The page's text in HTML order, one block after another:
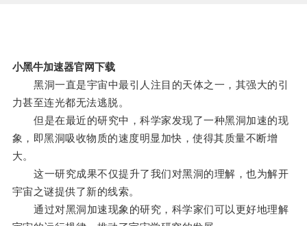
小黑牛加速器官网下载
黑洞一直是宇宙中最引人注目的天体之一，其强大的引
力甚至连光都无法逃脱。
但是在最近的研究中，科学家发现了一种黑洞加速的现
象，即黑洞吸收物质的速度明显加快，使得其质量不断增
大。
这一研究成果不仅提升了我们对黑洞的理解，也为解开
宇宙之谜提供了新的线索。
通过对黑洞加速现象的研究，科学家们可以更好地理解